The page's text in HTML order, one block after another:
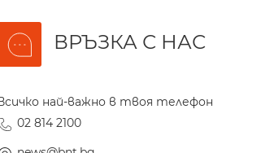
ВРЪЗКА С НАС
най-важно в твоя телефон
02 814 2100